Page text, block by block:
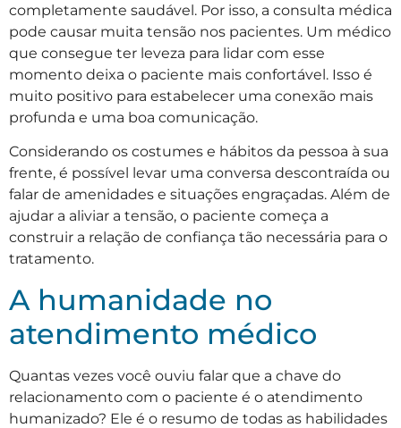
completamente saudável. Por isso, a consulta médica
pode causar muita tensão nos pacientes. Um médico
que consegue ter leveza para lidar com esse
momento deixa o paciente mais confortável. Isso é
muito positivo para estabelecer uma conexão mais
profunda e uma boa comunicação.
Considerando os costumes e hábitos da pessoa à sua
frente, é possível levar uma conversa descontraída ou
falar de amenidades e situações engraçadas. Além de
ajudar a aliviar a tensão, o paciente começa a
construir a relação de confiança tão necessária para o
tratamento.
A humanidade no
atendimento médico
Quantas vezes você ouviu falar que a chave do
relacionamento com o paciente é o atendimento
humanizado? Ele é o resumo de todas as habilidades